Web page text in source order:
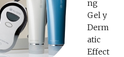
ng
Gel y
Derm
atic
Effect